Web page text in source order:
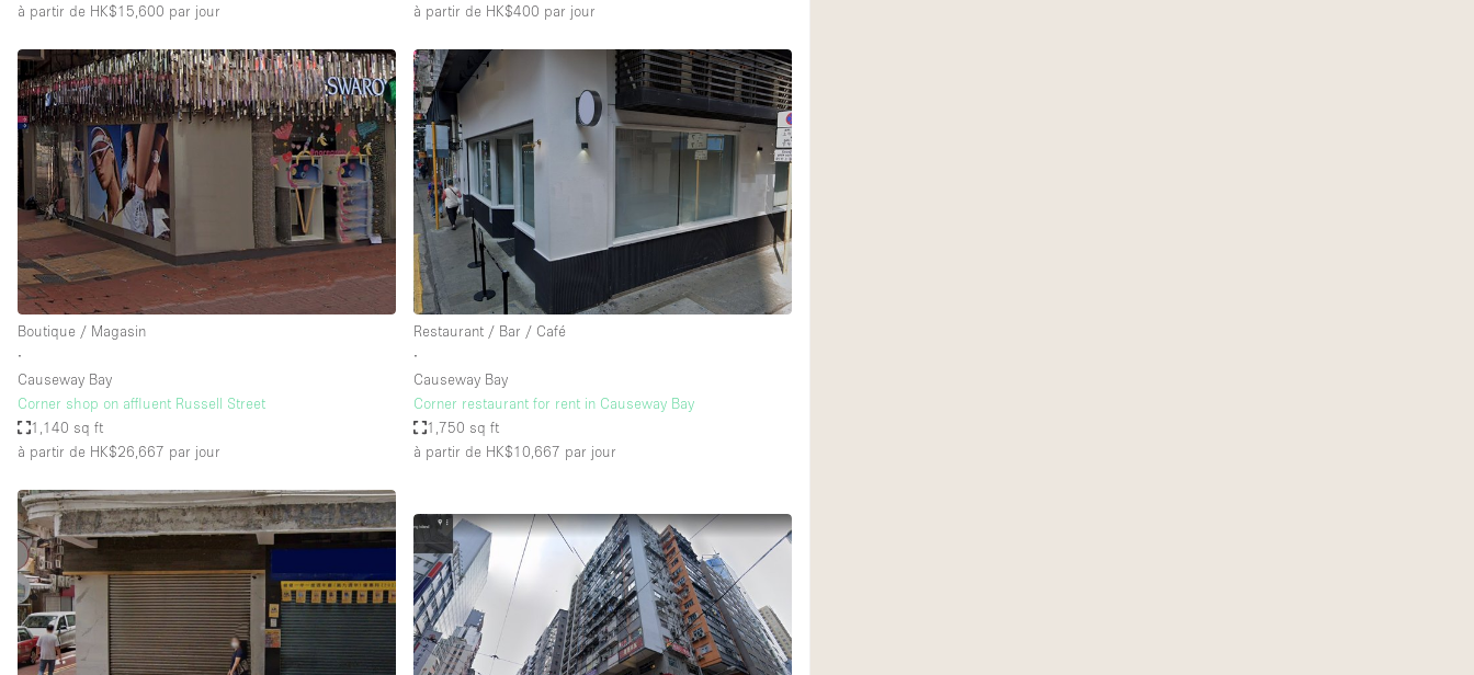
Concierge
De plain-pied
Espace Avec Vue
Espace Epuré / Minimaliste
Internet
Licence Alcool
Mobilier
Réserve
Sur Rue
Système de sécurité
Toilettes
Éclairage
Équipement de bureau
à partir de HK$15,600 par jour
à partir de HK$400 par jour
Boutique / Magasin
∙
Causeway Bay
Corner shop on affluent Russell Street
1,140 sq ft
à partir de HK$26,667 par jour
Restaurant / Bar / Café
∙
Causeway Bay
Corner restaurant for rent in Causeway Bay
1,750 sq ft
à partir de HK$10,667 par jour